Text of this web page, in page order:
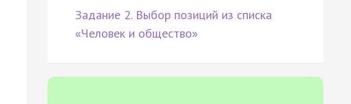
Задание 2. Выбор позиций из списка
«Человек и общество»